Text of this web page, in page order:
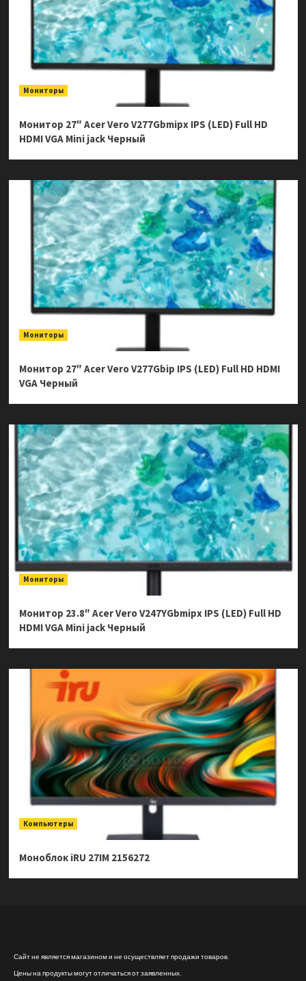
Мониторы
Монитор 27″ Acer Vero V277Gbmipx IPS (LED) Full HD
HDMI VGA Mini jack Черный
Мониторы
Монитор 27″ Acer Vero V277Gbip IPS (LED) Full HD HDMI
VGA Черный
Мониторы
Монитор 23.8″ Acer Vero V247YGbmipx IPS (LED) Full HD
HDMI VGA Mini jack Черный
Компьютеры
Моноблок iRU 27IM 2156272
Сайт не является магазином и не осуществляет продажи товаров.
Цены на продукты могут отличаться от заявленных.